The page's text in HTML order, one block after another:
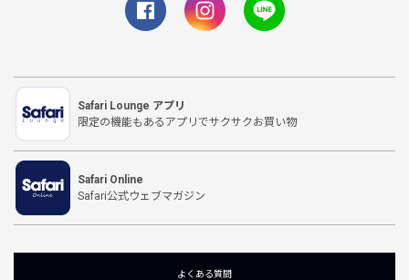
Safari Lounge アプリ
限定の機能もあるアプリでサクサクお買い物
Safari Online
Safari公式ウェブマガジン
よくある質問